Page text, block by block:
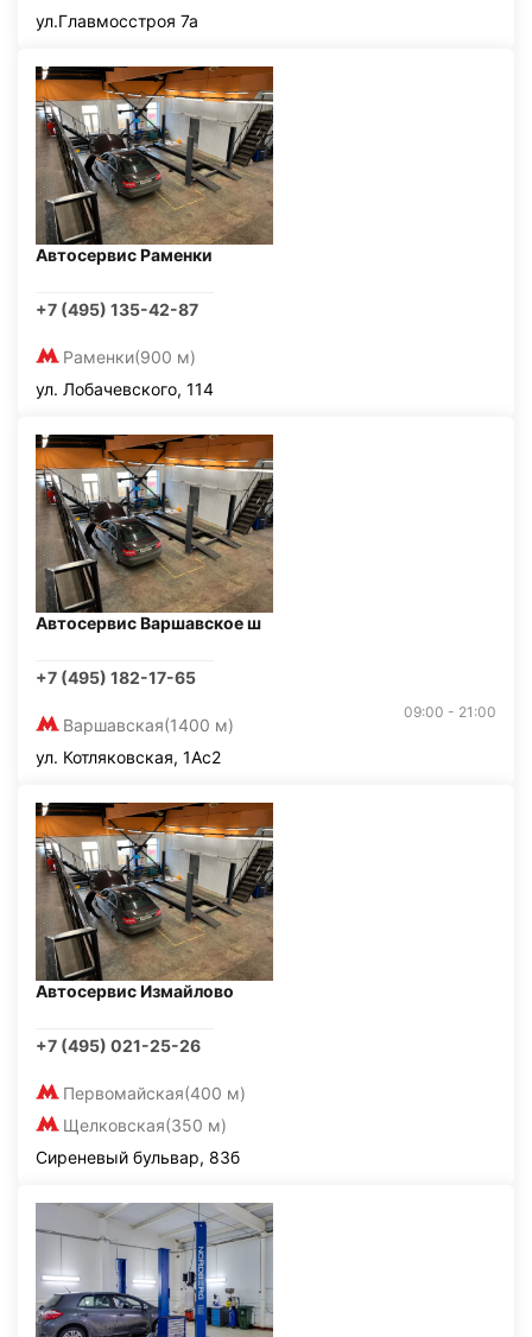
ул.Главмосстроя 7а
Автосервис Раменки
+7 (495) 135-42-87
Раменки(900 м)
ул. Лобачевского, 114
Автосервис Варшавское ш
+7 (495) 182-17-65
Варшавская(1400 м)
09:00 - 21:00
ул. Котляковская, 1Ас2
Автосервис Измайлово
+7 (495) 021-25-26
Первомайская(400 м)
Щелковская(350 м)
Сиреневый бульвар, 83б